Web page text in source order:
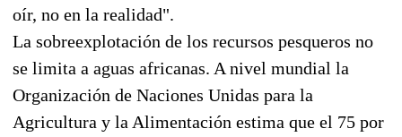
oír, no en la realidad".
La sobreexplotación de los recursos pesqueros no
se limita a aguas africanas. A nivel mundial la
Organización de Naciones Unidas para la
Agricultura y la Alimentación estima que el 75 por